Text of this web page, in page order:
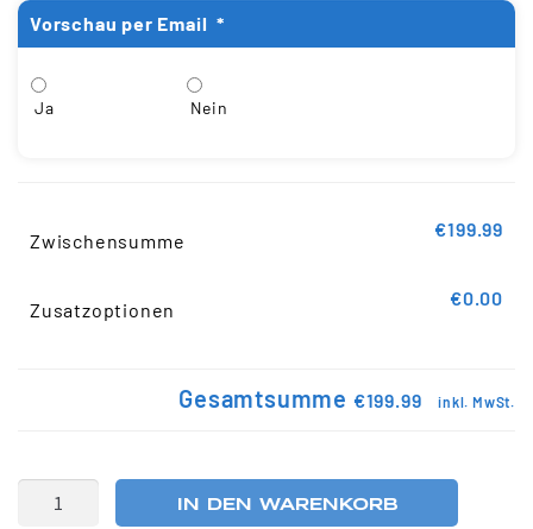
Vorschau per Email *
Ja Nein
Zwischensumme
€199.99
Zusatzoptionen
€0.00
Gesamtsumme €199.99 inkl. MwSt.
IN DEN WARENKORB